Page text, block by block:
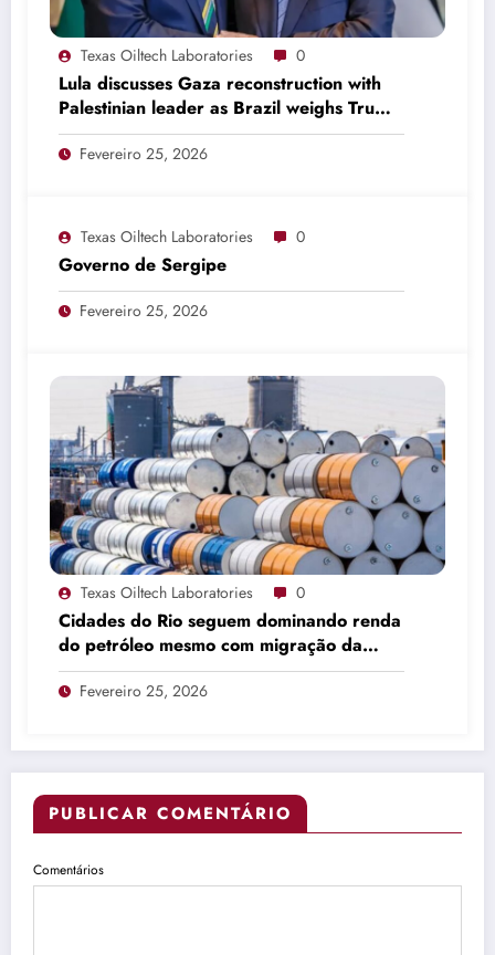
Texas Oiltech Laboratories 0
Lula discusses Gaza reconstruction with
Palestinian leader as Brazil weighs Trump
invitation
Fevereiro 25, 2026
Texas Oiltech Laboratories 0
Governo de Sergipe
Fevereiro 25, 2026
Texas Oiltech Laboratories 0
Cidades do Rio seguem dominando renda
do petróleo mesmo com migração da
produção
Fevereiro 25, 2026
PUBLICAR COMENTÁRIO
Comentários